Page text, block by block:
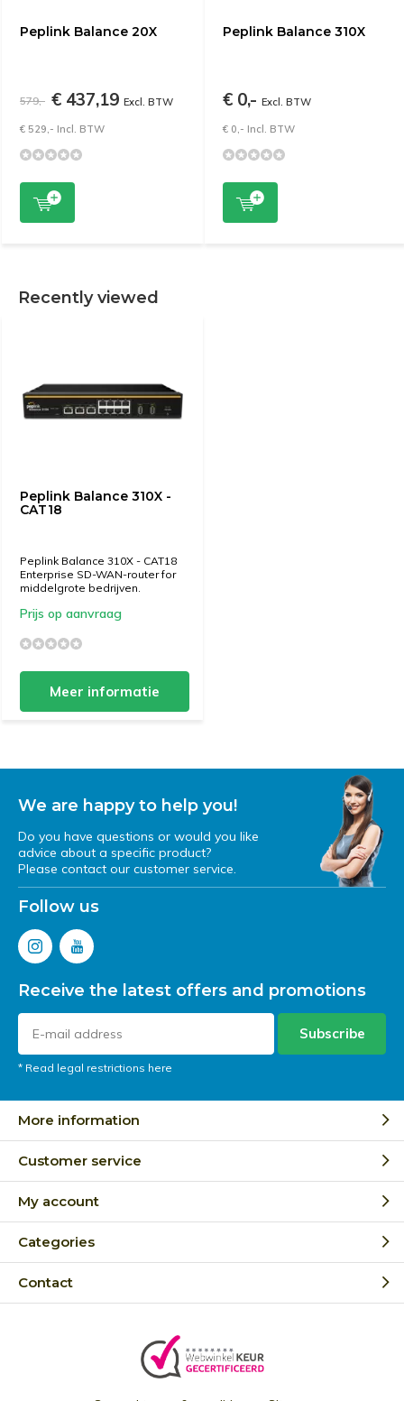
Peplink Balance 20X
579,- € 437,19 Excl. BTW
€ 529,- Incl. BTW
Peplink Balance 310X
€ 0,- Excl. BTW
€ 0,- Incl. BTW
Recently viewed
Peplink Balance 310X -
CAT18
Peplink Balance 310X - CAT18
Enterprise SD-WAN-router for
middelgrote bedrijven.
Prijs op aanvraag
Meer informatie
We are happy to help you!
Do you have questions or would you like
advice about a specific product?
Please contact our customer service.
Follow us
Receive the latest offers and promotions
Subscribe
* Read legal restrictions here
More information
Customer service
My account
Categories
Contact